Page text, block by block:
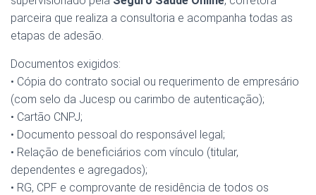
parceira que realiza a consultoria e acompanha todas as
etapas de adesão.
Documentos exigidos:
• Cópia do contrato social ou requerimento de empresário
(com selo da Jucesp ou carimbo de autenticação);
• Cartão CNPJ;
• Documento pessoal do responsável legal;
• Relação de beneficiários com vínculo (titular,
dependentes e agregados);
• RG, CPF e comprovante de residência de todos os